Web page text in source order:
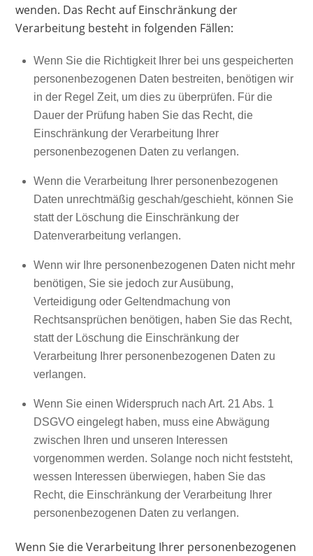
wenden. Das Recht auf Einschränkung der
Verarbeitung besteht in folgenden Fällen:
Wenn Sie die Richtigkeit Ihrer bei uns gespeicherten
personenbezogenen Daten bestreiten, benötigen wir
in der Regel Zeit, um dies zu überprüfen. Für die
Dauer der Prüfung haben Sie das Recht, die
Einschränkung der Verarbeitung Ihrer
personenbezogenen Daten zu verlangen.
Wenn die Verarbeitung Ihrer personenbezogenen
Daten unrechtmäßig geschah/geschieht, können Sie
statt der Löschung die Einschränkung der
Datenverarbeitung verlangen.
Wenn wir Ihre personenbezogenen Daten nicht mehr
benötigen, Sie sie jedoch zur Ausübung,
Verteidigung oder Geltendmachung von
Rechtsansprüchen benötigen, haben Sie das Recht,
statt der Löschung die Einschränkung der
Verarbeitung Ihrer personenbezogenen Daten zu
verlangen.
Wenn Sie einen Widerspruch nach Art. 21 Abs. 1
DSGVO eingelegt haben, muss eine Abwägung
zwischen Ihren und unseren Interessen
vorgenommen werden. Solange noch nicht feststeht,
wessen Interessen überwiegen, haben Sie das
Recht, die Einschränkung der Verarbeitung Ihrer
personenbezogenen Daten zu verlangen.
Wenn Sie die Verarbeitung Ihrer personenbezogenen